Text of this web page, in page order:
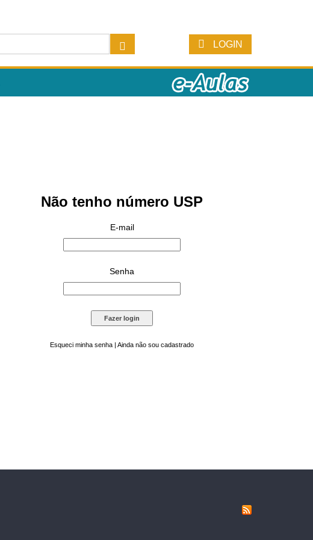
LOGIN
Não tenho número USP
E-mail
Senha
Esqueci minha senha | Ainda não sou cadastrado